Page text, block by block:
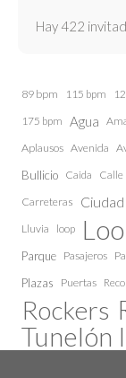
Hay 422
89 bpm 115 bpm
175 bpm Agua
Aplausos Avenida
Bullicio Caida Calle
Carreteras Ciudad
Lluvia loop
Parque Pasajeros
Plazas Puertas
Rockers
Tunelón